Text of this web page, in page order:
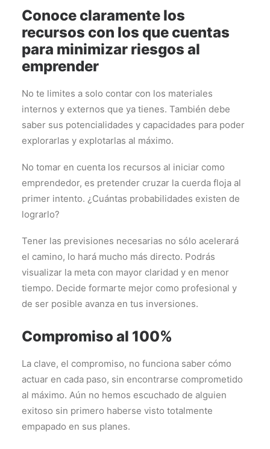
Conoce claramente los
recursos con los que cuentas
para minimizar riesgos al
emprender
No te limites a solo contar con los materiales
internos y externos que ya tienes. También debe
saber sus potencialidades y capacidades para poder
explorarlas y explotarlas al máximo.
No tomar en cuenta los recursos al iniciar como
emprendedor, es pretender cruzar la cuerda floja al
primer intento. ¿Cuántas probabilidades existen de
lograrlo?
Tener las previsiones necesarias no sólo acelerará
el camino, lo hará mucho más directo. Podrás
visualizar la meta con mayor claridad y en menor
tiempo. Decide formarte mejor como profesional y
de ser posible avanza en tus inversiones.
Compromiso al 100%
La clave, el compromiso, no funciona saber cómo
actuar en cada paso, sin encontrarse comprometido
al máximo. Aún no hemos escuchado de alguien
exitoso sin primero haberse visto totalmente
empapado en sus planes.